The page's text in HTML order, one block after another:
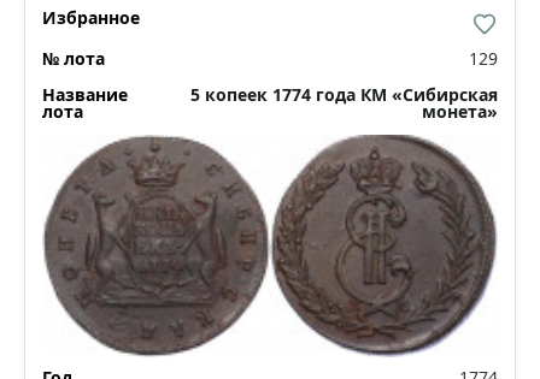
129
5 копеек 1774 года КМ «Сибирская
монета»